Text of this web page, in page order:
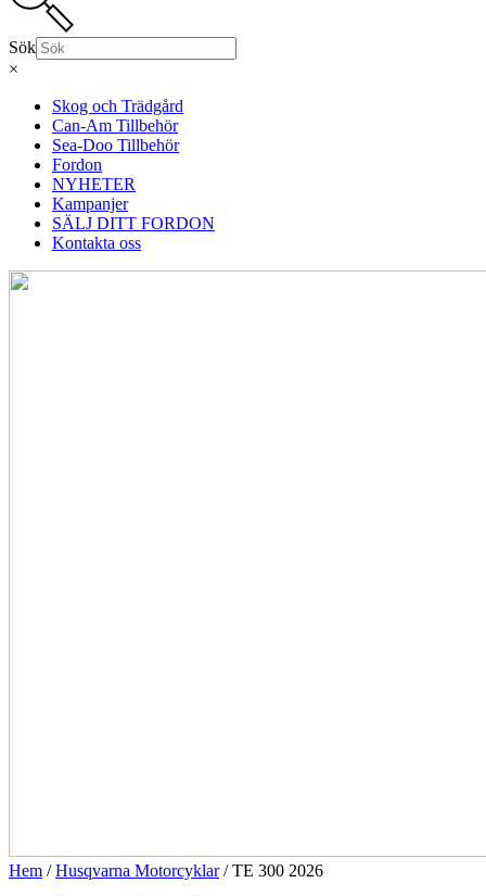
Sök
×
Skog och Trädgård
Can-Am Tillbehör
Sea-Doo Tillbehör
Fordon
NYHETER
Kampanjer
SÄLJ DITT FORDON
Kontakta oss
Hem /Husqvarna Motorcyklar/ TE 300 2026